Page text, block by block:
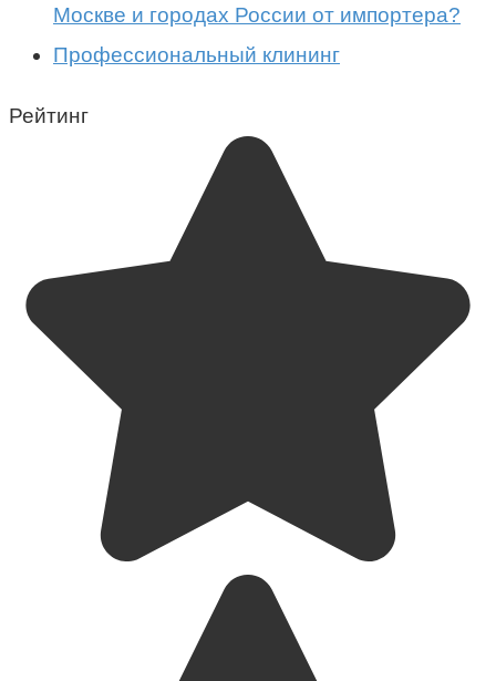
Москве и городах России от импортера?
Профессиональный клининг
Рейтинг